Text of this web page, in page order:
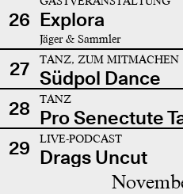
26 Explora
Jäger & Sammler
27 TANZ, ZUM MITMACHEN
Südpol Dance
28
TANZ
Pro Senectute
29
LIVE-PODCAST
Drags Uncut